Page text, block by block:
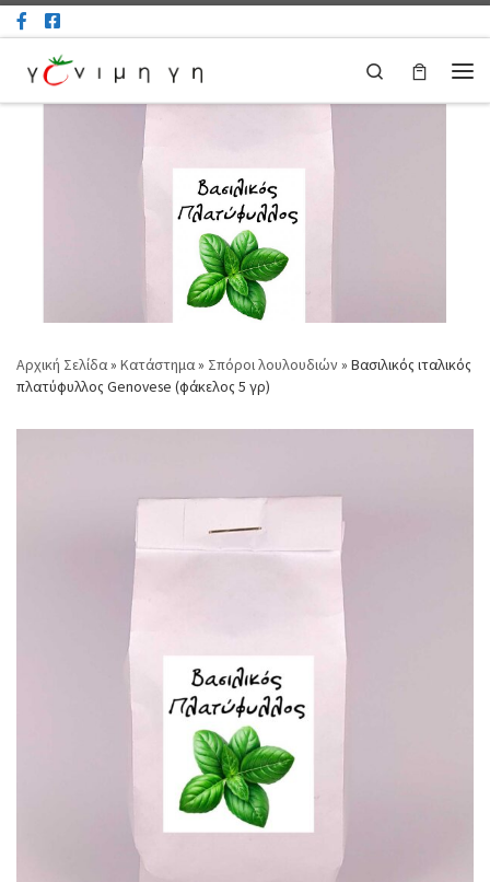
Μετάβαση στο περιεχόμενο
Search
Αρχική Σελίδα» Κατάστημα» Σπόροι λουλουδιών» Βασιλικός ιταλικός
πλατύφυλλος Genovese (φάκελος 5 γρ)